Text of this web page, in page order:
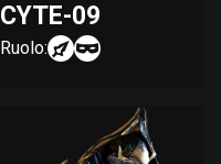
CYTE-09
Ruolo: